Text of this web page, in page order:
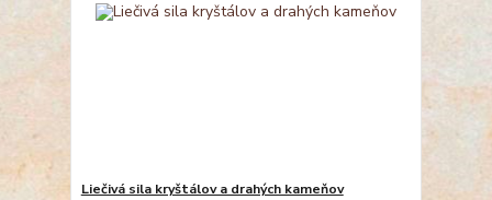
Liečivá sila kryštálov a drahých kameňov